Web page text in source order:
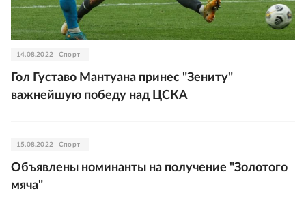
14.08.2022 Спорт
Гол Густаво Мантуана принес "Зениту"
важнейшую победу над ЦСКА
15.08.2022 Спорт
Объявлены номинанты на получение "Золотого
мяча"